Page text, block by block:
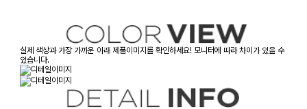
실제 색상과 가장 가까운 아래 제품이미지를 확인하세요! 모니터에 따라 차이가 있을 수
있습니다.